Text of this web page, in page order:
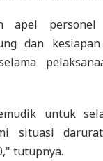
apel
dan
untuk
situasi
tutupnya.